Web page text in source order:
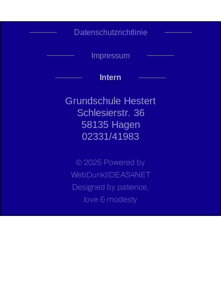
Datenschutzrichtlinie
Impressum
Intern
Grundschule Hestert
Schlesierstr. 36
58135 Hagen
02331/41983
© 2025 Powered by
WebDunk|IDEAS4NET
Designed by patience,
love & modesty